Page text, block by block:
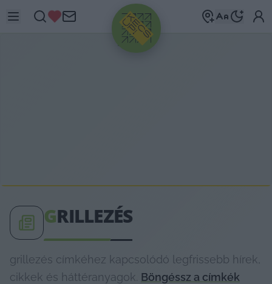
HIRDETÉS
GRILLEZÉS
grillezés címkéhez kapcsolódó legfrissebb hírek,
cikkek és háttéranyagok. Böngéssz a címkék